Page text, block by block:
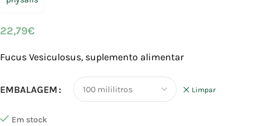
22,79€
Fucus Vesiculosus, suplemento alimentar
EMBALAGEM Limpar
Em stock